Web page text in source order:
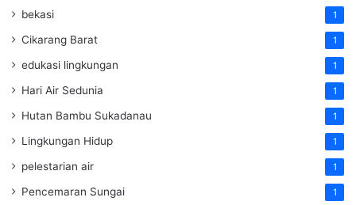
bekasi 1
Cikarang Barat 1
edukasi lingkungan 1
Hari Air Sedunia 1
Hutan Bambu Sukadanau 1
Lingkungan Hidup 1
pelestarian air 1
Pencemaran Sungai 1